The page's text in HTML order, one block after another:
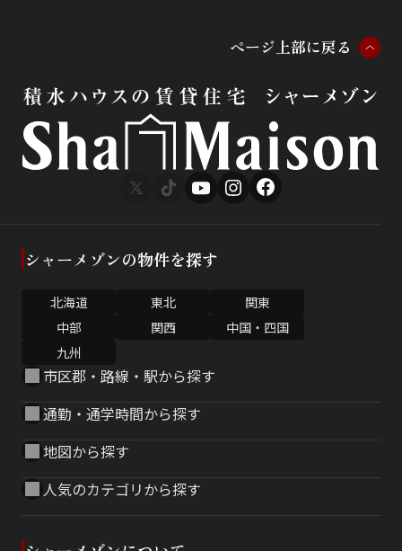
ページ 上部に戻る
シャーメゾンの物件を探す
北海道 東北
関東
中部
関西
中国・四国
九州
市区郡・路線・駅から探す
通勤・通学時間から探す
地図から探す
人気のカテゴリから探す